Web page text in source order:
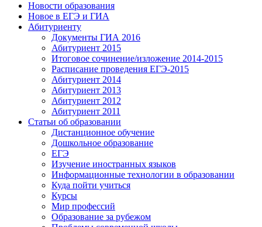
Новости образования
Новое в ЕГЭ и ГИА
Абитуриенту
Документы ГИА 2016
Абитуриент 2015
Итоговое сочинение/изложение 2014-2015
Расписание проведения ЕГЭ-2015
Абитуриент 2014
Абитуриент 2013
Абитуриент 2012
Абитуриент 2011
Статьи об образовании
Дистанционное обучение
Дошкольное образование
ЕГЭ
Изучение иностранных языков
Информационные технологии в образовании
Куда пойти учиться
Курсы
Мир профессий
Образование за рубежом